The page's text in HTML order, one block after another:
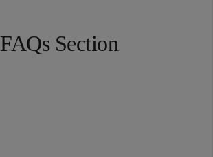
FAQs Section